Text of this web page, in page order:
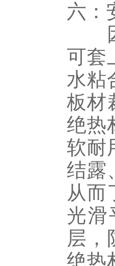
六：
因
可套
水粘
板材
绝热
软耐
结露
从而
光滑
层，
绝热